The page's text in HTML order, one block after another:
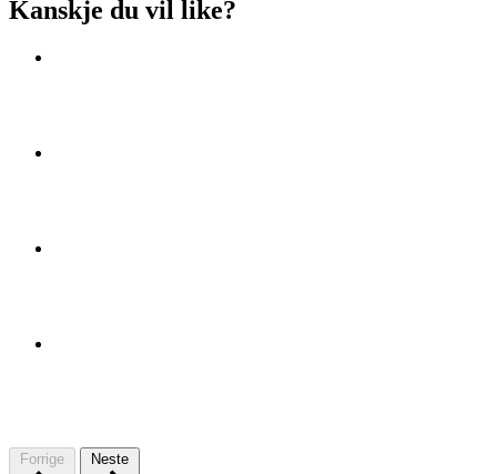
Kanskje du vil like?
Forrige Neste